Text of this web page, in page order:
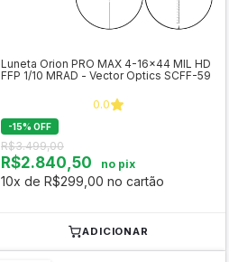
Luneta Orion PRO MAX 4-16x44 MIL HD
FFP 1/10 MRAD - Vector Optics SCFF-59
0.0
-15% OFF
R$3.499,00
R$2.840,50 no pix
10x de R$299,00 no cartão
ADICIONAR